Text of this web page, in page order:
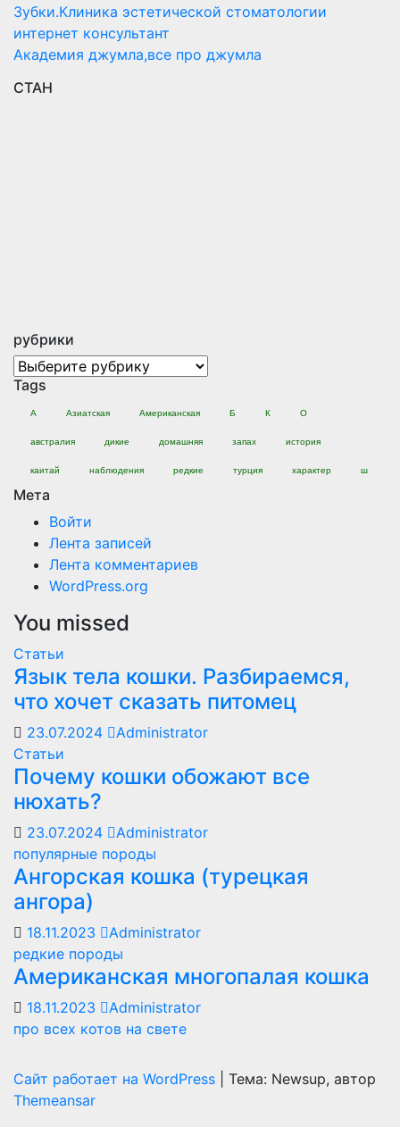
Зубки.Клиника эстетической стоматологии
интернет консультант
Академия джумла,все про джумла
СТАН
рубрики
рубрики
Tags
А Азиатская Американская Б К О
австралия дикие домашняя запах история
каитай наблюдения редкие турция характер ш
Мета
Войти
Лента записей
Лента комментариев
WordPress.org
You missed
Статьи
Язык тела кошки. Разбираемся,
что хочет сказать питомец
23.07.2024
Administrator
Статьи
Почему кошки обожают все
нюхать?
23.07.2024
Administrator
популярные породы
Ангорская кошка (турецкая
ангора)
18.11.2023
Administrator
редкие породы
Американская многопалая кошка
18.11.2023
Administrator
про всех котов на свете
Сайт работает на WordPress
Тема: Newsup, автор
Themeansar